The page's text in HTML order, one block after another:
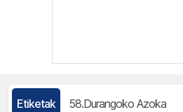
Etiketak 58.Durangoko Azoka